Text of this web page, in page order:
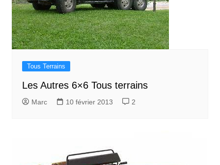
Tous Terrains
Les Autres 6×6 Tous terrains
Marc 10 février 2013 2